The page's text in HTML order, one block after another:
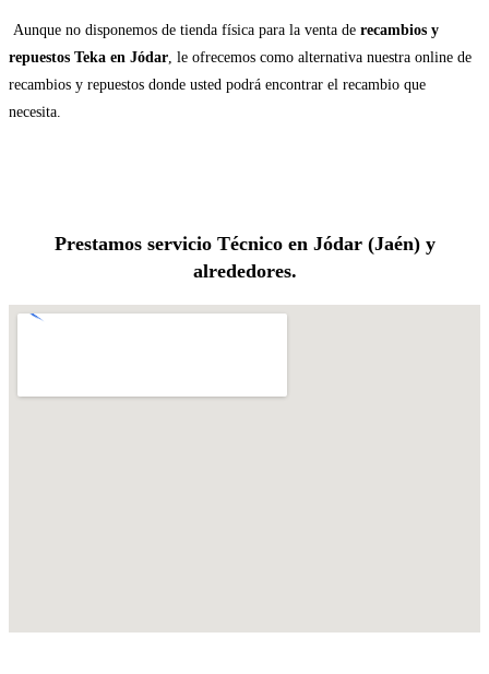
Aunque no disponemos de tienda física para la venta de recambios y
repuestos Teka en Jódar, le ofrecemos como alternativa nuestra online de
recambios y repuestos donde usted podrá encontrar el recambio que
necesita.
Prestamos servicio Técnico en Jódar (Jaén) y
alrededores.